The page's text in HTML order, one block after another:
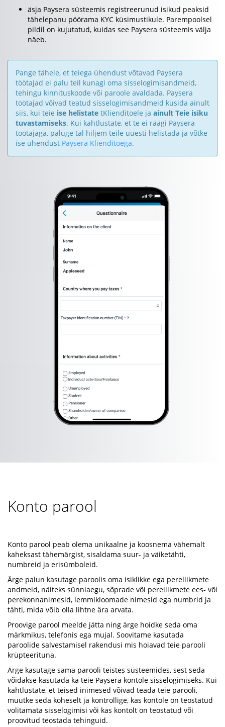
äsja Paysera süsteemis registreerunud isikud peaksid
tähelepanu pöörama KYC küsimustikule. Parempoolsel
pildil on kujutatud, kuidas see Paysera süsteemis välja
näeb.
Pange tähele, et teiega ühendust võtavad Paysera
töötajad ei palu teil kunagi oma sisselogimisandmeid,
tehingu kinnituskoode või paroole avaldada. Paysera
töötajad võivad teatud sisselogimisandmeid küsida ainult
siis, kui teie ise helistate tKlienditoele ja ainult Teie isiku
tuvastamiseks. Kui kahtlustate, et te ei räägi Paysera
töötajaga, paluge tal hiljem teile uuesti helistada ja võtke
ise ühendust Paysera Klienditoega.
Konto parool
Konto parool peab olema unikaalne ja koosnema vähemalt
kaheksast tähemärgist, sisaldama suur- ja väiketähti,
numbreid ja erisümboleid.
Ärge palun kasutage paroolis oma isiklikke ega pereliikmete
andmeid, näiteks sünniaegu, sõprade või pereliikmete ees- või
perekonnanimesid, lemmikloomade nimesid ega numbrid ja
tähti, mida võib olla lihtne ära arvata.
Proovige parool meelde jätta ning ärge hoidke seda oma
märkmikus, telefonis ega mujal. Soovitame kasutada
paroolide salvestamisel rakendusi mis hoiavad teie parooli
krüpteerituna.
Ärge kasutage sama parooli teistes süsteemides, sest seda
võidakse kasutada ka teie Paysera kontole sisselogimiseks. Kui
kahtlustate, et teised inimesed võivad teada teie parooli,
muutke seda koheselt ja kontrollige, kas kontole on teostatud
volitamata sisselogimisi või kas kontolt on teostatud või
proovitud teostada tehinguid.